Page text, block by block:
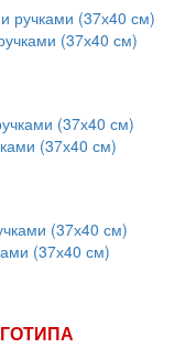
(37х40 см)
(37х40 см)
(37х40 см)